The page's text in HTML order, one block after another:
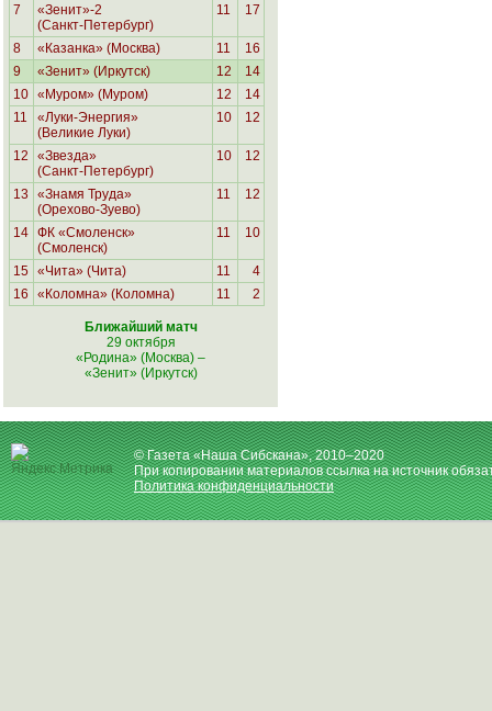
7
«Зенит»-2
(Санкт-Петербург)
11 17
8 «Казанка» (Москва) 11
16
9
«Зенит» (Иркутск) 12
14
10 «Муром» (Муром) 12
14
11
«Луки-Энергия»
(Великие Луки)
10 12
12
«Звезда»
(Санкт-Петербург)
10 12
13
«Знамя Труда»
(Орехово-Зуево)
11 12
14 ФК «Смоленск»
(Смоленск)
11 10
15 «Чита» (Чита) 11
4
16
«Коломна» (Коломна) 11 2
Ближайший матч
29 октября
«Родина» (Москва) –
«Зенит» (Иркутск)
© Газета «Наша Сибскана», 2010–2020
При копировании материалов ссылка на источник
Политика конфиденциальности